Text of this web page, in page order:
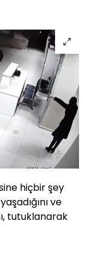
hiçbir şey
ve
tutuklanarak